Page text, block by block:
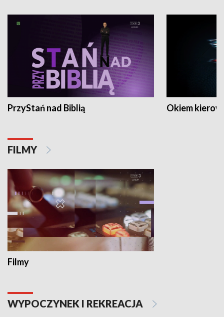
PrzyStań nad Biblią Okiem
FILMY
Filmy
WYPOCZYNEK I REKREACJA